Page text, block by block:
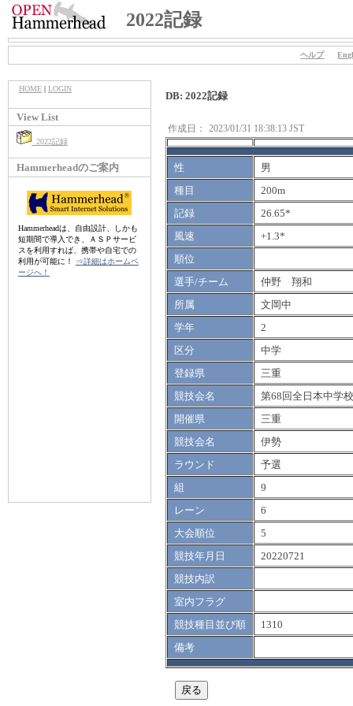
2022記録
ヘルプ
HOME| LOGIN
View List
2022記録
Hammerheadのご案内
Hammerheadは、自由設計、しかも
短期間で導入でき、ＡＳＰサービ
スを利用すれば、携帯や自宅での
利用が可能に！
⇒詳細はホームペ
ージへ！
DB: 2022記録
作成日： 2023/01/31 18:38:13 JST
性
男
種目
200m
記録
26.65*
風速
+1.3*
順位
選手/チーム
仲野 翔和
所属
文岡中
学年
2
区分
中学
登録県
三重
競技会名
第68回全日本中学
開催県
三重
競技会名
伊勢
ラウンド
予選
組
9
レーン
6
大会順位
5
競技年月日
20220721
競技内訳
室内フラグ
競技種目並び順
1310
備考